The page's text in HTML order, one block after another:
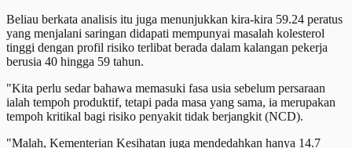
Beliau berkata analisis itu juga menunjukkan kira-kira 59.24 peratus
yang menjalani saringan didapati mempunyai masalah kolesterol
tinggi dengan profil risiko terlibat berada dalam kalangan pekerja
berusia 40 hingga 59 tahun.
"Kita perlu sedar bahawa memasuki fasa usia sebelum persaraan
ialah tempoh produktif, tetapi pada masa yang sama, ia merupakan
tempoh kritikal bagi risiko penyakit tidak berjangkit (NCD).
"Malah, Kementerian Kesihatan juga mendedahkan hanya 14.7